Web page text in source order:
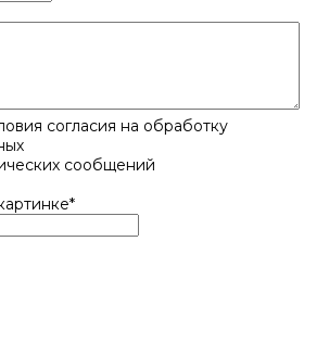
согласия на обработку
сообщений
*